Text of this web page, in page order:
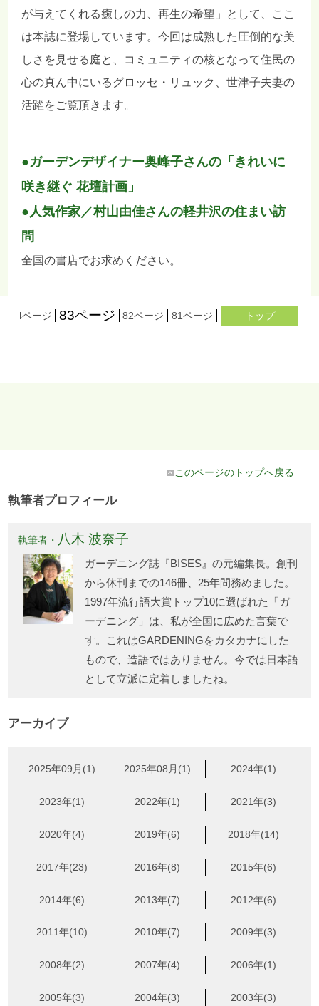
が与えてくれる癒しの力、再生の希望」として、ここ
は本誌に登場しています。今回は成熟した圧倒的な美
しさを見せる庭と、コミュニティの核となって住民の
心の真ん中にいるグロッセ・リュック、世津子夫妻の
活躍をご覧頂きます。
●ガーデンデザイナー奥峰子さんの「きれいに
咲き継ぐ 花壇計画」
●人気作家／村山由佳さんの軽井沢の住まい訪
問
全国の書店でお求めください。
84ページ 83ページ 82ページ 81ページ 80ページ 79ページ
トップ
このページのトップへ戻る
執筆者プロフィール
執筆者・ 八木 波奈子
ガーデニング誌『BISES』の元編集長。創刊
から休刊までの146冊、25年間務めました。
1997年流行語大賞トップ10に選ばれた「ガ
ーデニング」は、私が全国に広めた言葉で
す。これはGARDENINGをカタカナにした
もので、造語ではありません。今では日本語
として立派に定着しましたね。
アーカイブ
2025年09月(1) 2025年08月(1) 2024年(1)
2023年(1) 2022年(1) 2021年(3)
2020年(4) 2019年(6) 2018年(14)
2017年(23) 2016年(8) 2015年(6)
2014年(6) 2013年(7) 2012年(6)
2011年(10) 2010年(7) 2009年(3)
2008年(2) 2007年(4) 2006年(1)
2005年(3) 2004年(3) 2003年(3)